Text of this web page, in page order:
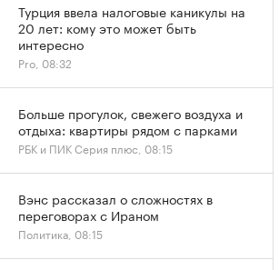
Турция ввела налоговые каникулы на
20 лет: кому это может быть
интересно
Pro, 08:32
Больше прогулок, свежего воздуха и
отдыха: квартиры рядом с парками
РБК и ПИК Серия плюс, 08:15
Вэнс рассказал о сложностях в
переговорах с Ираном
Политика, 08:15